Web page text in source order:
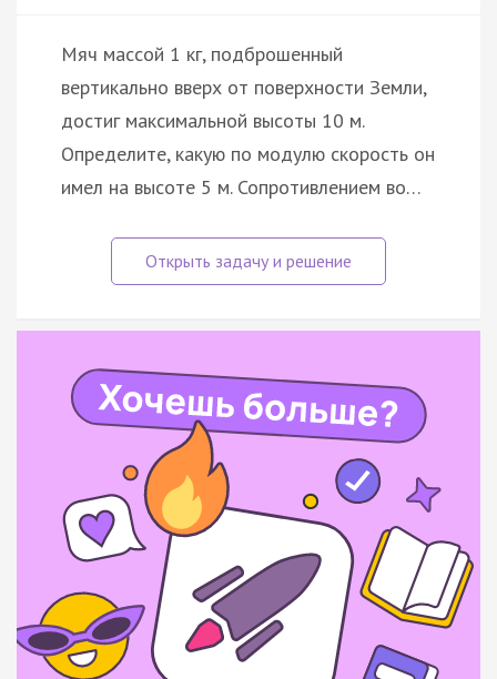
Мяч массой 1 кг, подброшенный
вертикально вверх от поверхности Земли,
достиг максимальной высоты 10 м.
Определите, какую по модулю скорость он
имел на высоте 5 м. Сопротивлением во…